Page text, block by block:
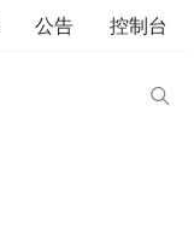
公告 控制台